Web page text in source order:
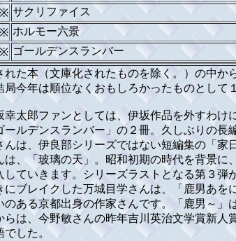
※ サクリファイス
※ ホルモー六景
※ ゴールデンスランバー
た本（文庫化されたものを除く。）の中か
局今年は順位なくおもしろかったものとして
太郎ファンとしては、伊坂作品を外すわけ
ールデンスランバー」の２冊。久しぶりの長
は、伊良部シリーズではない短編集の「家
、「玻璃の天」。昭和初期の時代を背景に
していきます。シリーズラストとなる第３弾
ブレイクした万城目学さんは、「鹿男あを
のある京都出身の作家さんです。「鹿男～」
は、今野敏さんの昨年吉川英治文学賞新
した。